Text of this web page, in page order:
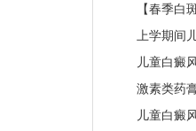
【春季白
上学期间
儿童白癜
激素类药
儿童白癜